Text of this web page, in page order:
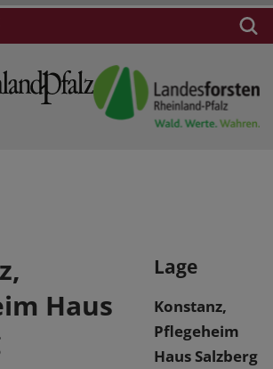
Haus
Lage
Konstanz,
Pflegeheim
Haus Salzberg